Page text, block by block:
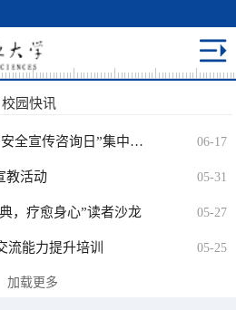
校园快讯
学校组织开展2026年全国“安全宣传咨询日”集中宣传活动 06-17
教活动 05-31
，疗愈身心”读者沙龙 05-27
流能力提升培训 05-25
加载更多